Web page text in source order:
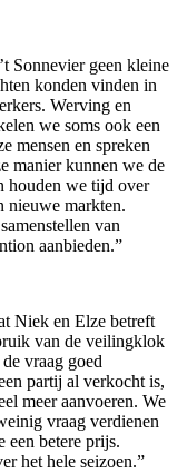
Sonnevier geen kleine
konden vinden in
Werving en
we soms ook een
mensen en spreken
manier kunnen we de
houden we tijd over
nieuwe markten.
van
aanbieden.”
Niek en Elze betreft
van de veilingklok
vraag goed
partij al verkocht is,
meer aanvoeren. We
vraag verdienen
een betere prijs.
het hele seizoen.”